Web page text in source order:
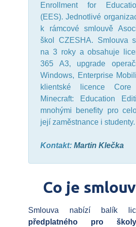
Enrollment for
(EES). Jednotlivé
k rámcové smlouvě
škol CZESHA. Smlouva
na 3 roky a obsahuje
365 A3, upgrade
Windows, Enterprise
klientské licence
Minecraft: Education
mnohými benefity pro
její zaměstnance i studenty.
Kontakt: Martin Klečka
Co je
Smlouva nabízí balík
předplatného pro